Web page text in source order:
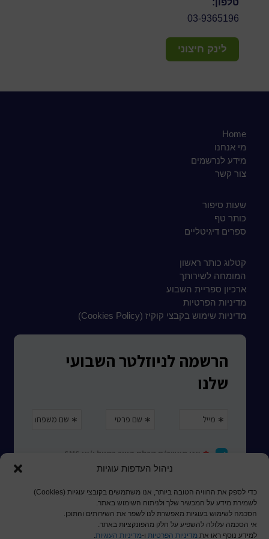
ניהול העדפות עוגיות
כדי לספק את החוויה הטובה ביותר, אנו משתמשים בקובצי עוגיות (Cookies)
לשמירת מידע על המכשיר שלך ולניתוח השימוש באתר.
הסכמה לשימוש בעוגיות מאפשרת לנו לשפר את השירותים והתוכן.
אי הסכמה עלולה להשפיע על חלק מהפונקציות באתר.
למידע נוסף ראו את מדיניות הפרטיות ו-מדיניות העוגיות.
טלפון:
03-9365196
לינק חיצוני
Home
מי אנחנו
מידע לנרשמים
צור קשר
שעות סיפור
כותר טף
ספרים דיגיטליים
קטלוג כותר ראשון
המומחה לשירותך
ארכיון ספריית השבוע
מדיניות הפרטיות
מדיניות שימוש בקבצי קוקיז (Cookies Policy)